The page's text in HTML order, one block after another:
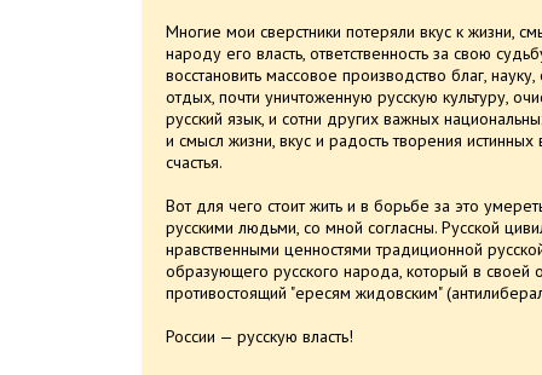
Многие мои сверстники потеряли вкус к жизни,
народу его власть, ответственность за свою
восстановить массовое производство благ,
отдых, почти уничтоженную русскую культуру,
русский язык, и сотни других важных
и смысл жизни, вкус и радость творения
счастья.
Вот для чего стоит жить и в борьбе за это
русскими людьми, со мной согласны. Русской
нравственными ценностями традиционной
образующего русского народа, который в своей
противостоящий "ересям жидовским"
России — русскую власть!